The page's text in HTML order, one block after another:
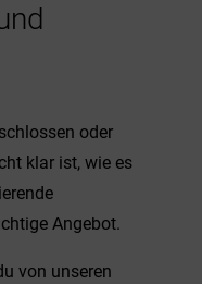
oder
klar ist, wie es
Angebot.
von unseren